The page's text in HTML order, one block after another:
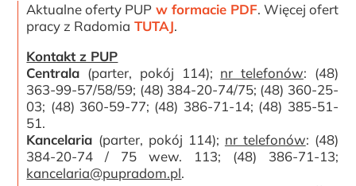
Aktualne oferty PUP w formacie PDF. Więcej ofert
pracy z Radomia TUTAJ.
Kontakt z PUP
Centrala (parter, pokój 114); nr telefonów: (48)
363-99-57/58/59; (48) 384-20-74/75; (48) 360-25-
03; (48) 360-59-77; (48) 386-71-14; (48) 385-51-
51.
Kancelaria (parter, pokój 114); nr telefonów: (48)
384-20-74 / 75 wew. 113; (48) 386-71-13;
kancelaria@pupradom.pl.